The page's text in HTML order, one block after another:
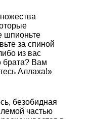
шпионьте
за спиной
из вас
брата? Вам
Аллаха!»
безобидная
частью